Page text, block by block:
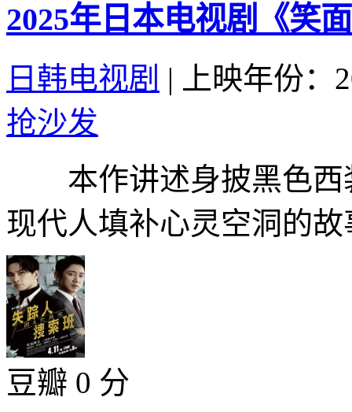
2025年日本电视剧《笑
日韩电视剧 |
上映年份：
抢沙发
本作讲述身披黑色西
现代人填补心灵空洞的
豆瓣 0 分